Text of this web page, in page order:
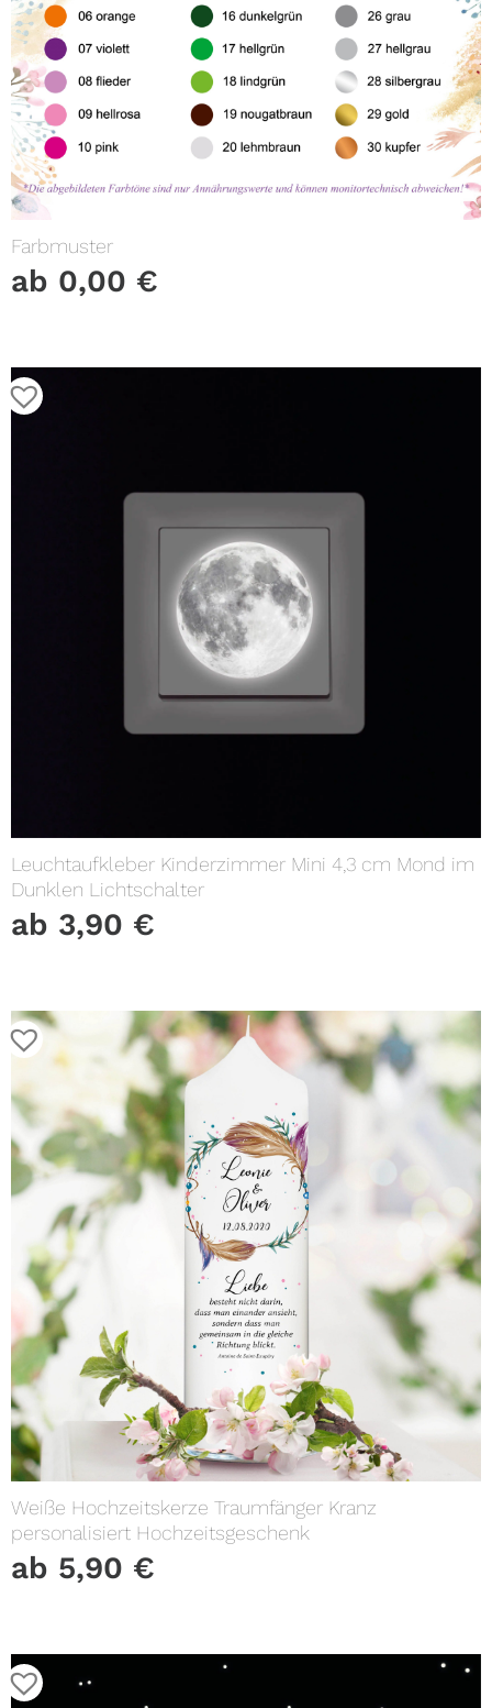
Farbmuster
ab 0,00 €
Leuchtaufkleber Kinderzimmer Mini 4,3 cm Mond im
Dunklen Lichtschalter
ab 3,90 €
Weiße Hochzeitskerze Traumfänger Kranz
personalisiert Hochzeitsgeschenk
ab 5,90 €